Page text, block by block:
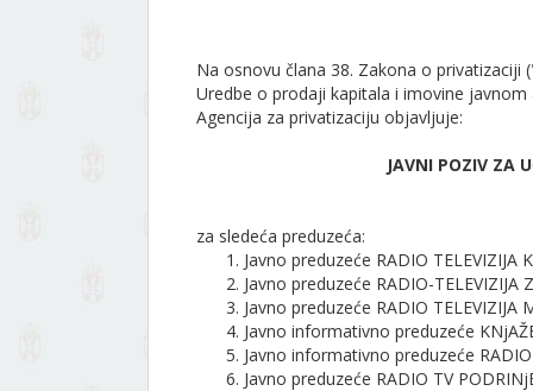
Na osnovu člana 38. Zakona o privatizaciji
Uredbe o prodaji kapitala i imovine
Agencija za privatizaciju objavljuje:
JAVNI POZIV ZA
za sledeća preduzeća:
Javno preduzeće RADIO TELEVIZIJA
Javno preduzeće RADIO-TELEVIZIJA
Javno preduzeće RADIO TELEVIZIJA
Javno informativno preduzeće
Javno informativno preduzeće RADIO
Javno preduzeće RADIO TV